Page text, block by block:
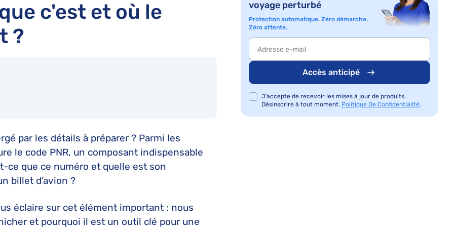
c'est et où le
?
par les détails à préparer ? Parmi les
le code PNR, un composant indispensable
ce que ce numéro et quelle est son
billet d’avion ?
éclaire sur cet élément important : nous
et pourquoi il est un outil clé pour une
voyage perturbé
Protection automatique. Zéro démarche.
Zéro attente.
Accès anticipé
J’accepte de recevoir les mises à jour de produits.
Désinscrire à tout moment. Politique De Confidentialité.